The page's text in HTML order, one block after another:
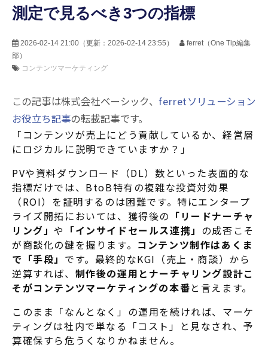
測定で見るべき3つの指標
2026-02-14 21:00 （更新： 2026-02-14 23:55 ）
ferret（One Tip編集
部）
コンテンツマーケティング
この記事は株式会社ベーシック、ferretソリューション
お役立ち記事の転載記事です。
「コンテンツが売上にどう貢献しているか、経営層
にロジカルに説明できていますか？」
PVや資料ダウンロード（DL）数といった表面的な
指標だけでは、BtoB特有の複雑な投資対効果
（ROI）を証明するのは困難です。特にエンタープ
ライズ開拓においては、獲得後の 「リードナーチャ
リング」や 「インサイドセールス連携」 の成否こそ
が商談化の鍵を握ります。 コンテンツ制作はあくま
で「手段」 です。最終的なKGI（売上・商談）から
逆算すれば、 制作後の運用とナーチャリング設計こ
そがコンテンツマーケティングの本番と言えます。
このまま「なんとなく」の運用を続ければ、マーケ
ティングは社内で単なる「コスト」と見なされ、予
算確保すら危うくなりかねません。